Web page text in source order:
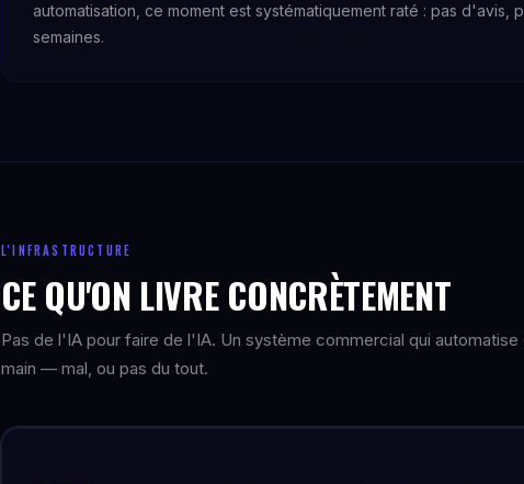
automatisation, ce moment est systématiquement raté : pas d'avis,
semaines.
L'INFRASTRUCTURE
CE QU'ON LIVRE CONCRÈTEMENT
Pas de l'IA pour faire de l'IA. Un système commercial qui
main — mal, ou pas du tout.